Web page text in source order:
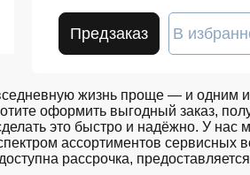
Предзаказ В
жизнь проще — и одним
оформить выгодный заказ,
это быстро и надёжно. У нас
ассортиментов
рассрочка,